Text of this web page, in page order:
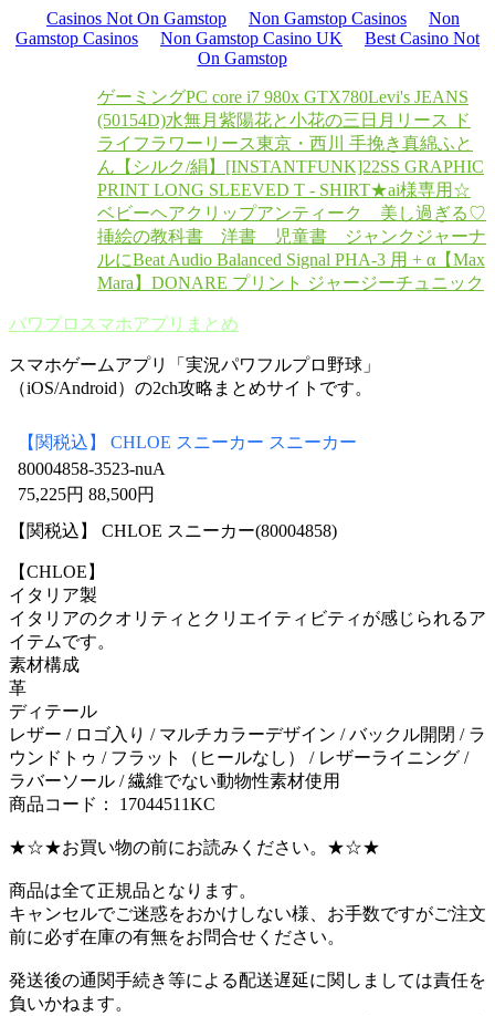
Casinos Not On Gamstop Non Gamstop Casinos
Non
Gamstop Casinos
Non Gamstop Casino UK
Best Casino Not
On Gamstop
ゲーミングPC core i7 980x GTX780Levi's JEANS
(50154D)水無月紫陽花と小花の三日月リース ド
ライフラワーリース東京・西川 手挽き真綿ふと
ん【シルク/絹】 [INSTANTFUNK]22SS GRAPHIC
PRINT LONG SLEEVED T - SHIRT★ai様専用☆
ベビーヘアクリップアンティーク 美し過ぎる♡
挿絵の教科書 洋書 児童書 ジャンクジャーナ
ルにBeat Audio Balanced Signal PHA-3 用 + α 【Max
Mara】DONARE プリント ジャージーチュニック
パワプロスマホアプリまとめ
スマホゲームアプリ「実況パワフルプロ野球」
（iOS/Android）の2ch攻略まとめサイトです。
【関税込】 CHLOE スニーカー スニーカー
80004858-3523-nuA
75,225円 88,500円
【関税込】 CHLOE スニーカー(80004858)
【CHLOE】
イタリア製
イタリアのクオリティとクリエイティビティが感じられるア
イテムです。
素材構成
革
ディテール
レザー / ロゴ入り / マルチカラーデザイン / バックル開閉 / ラ
ウンドトゥ / フラット（ヒールなし） / レザーライニング /
ラバーソール / 繊維でない動物性素材使用
商品コード： 17044511KC
★☆★お買い物の前にお読みください。★☆★
商品は全て正規品となります。
キャンセルでご迷惑をおかけしない様、お手数ですがご注文
前に必ず在庫の有無をお問合せください。
発送後の通関手続き等による配送遅延に関しましては責任を
負いかねます。